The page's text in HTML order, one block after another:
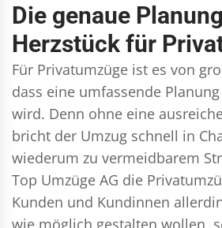
Die genaue
Herzstück für
Für Privatumzüge ist es von
dass eine umfassende
wird. Denn ohne eine
bricht der Umzug schnell in
wiederum zu vermeidbarem
Top Umzüge AG die
Kunden und Kundinnen
wie möglich gestalten wollen,